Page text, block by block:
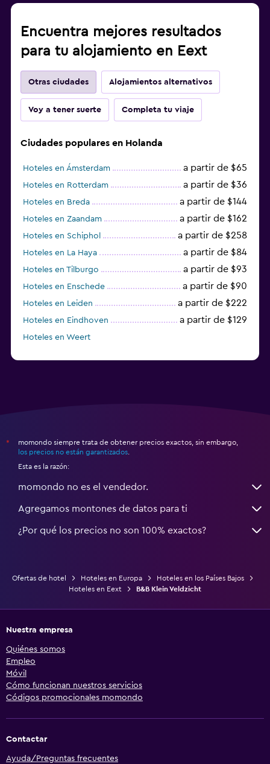
Encuentra mejores resultados
para tu alojamiento en Eext
Otras ciudades Alojamientos alternativos
Voy a tener suerte Completa tu viaje
Ciudades populares en Holanda
Hoteles en Ámsterdam a partir de $65
Hoteles en Rotterdam a partir de $36
Hoteles en Breda a partir de $144
Hoteles en Zaandam a partir de $162
Hoteles en Schiphol a partir de $258
Hoteles en La Haya a partir de $84
Hoteles en Tilburgo a partir de $93
Hoteles en Enschede a partir de $90
Hoteles en Leiden a partir de $222
Hoteles en Eindhoven a partir de $129
Hoteles en Weert
*
momondo siempre trata de obtener precios exactos, sin embargo,
los precios no están garantizados
Esta es la razón:
momondo no es el vendedor.
Agregamos montones de datos para ti
¿Por qué los precios no son 100% exactos?
Ofertas de hotel Hoteles en Europa
Hoteles en los Países Bajos
Hoteles en Eext
B&B Klein Veldzicht
Nuestra empresa
Quiénes somos
Empleo
Móvil
Cómo funcionan nuestros servicios
Códigos promocionales momondo
Contactar
Ayuda/Preguntas frecuentes